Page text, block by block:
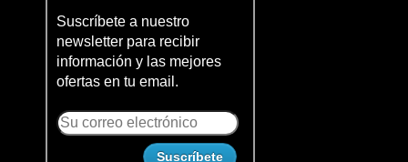
Suscríbete a nuestro
newsletter para recibir
información y las mejores
ofertas en tu email.